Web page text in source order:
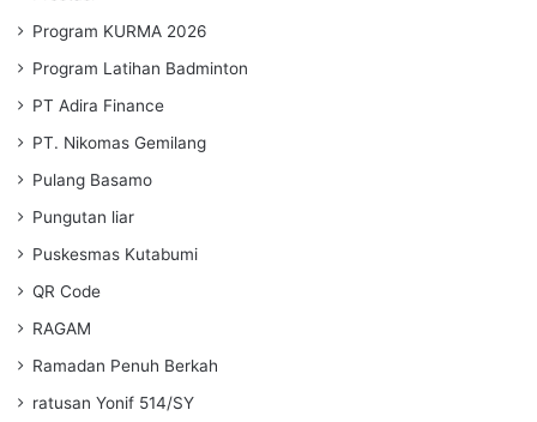
Program KURMA 2026
Program Latihan Badminton
PT Adira Finance
PT. Nikomas Gemilang
Pulang Basamo
Pungutan liar
Puskesmas Kutabumi
QR Code
RAGAM
Ramadan Penuh Berkah
ratusan Yonif 514/SY